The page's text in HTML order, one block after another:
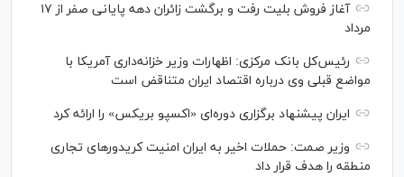
آغاز فروش بلیت رفت و برگشت زائران دهه پایانی صفر از ۱۷
مرداد
رئیس‌کل بانک مرکزی: اظهارات وزیر خزانه‌داری آمریکا با
مواضع قبلی وی درباره اقتصاد ایران متناقض است
ایران پیشنهاد برگزاری دوره‌ای «اکسپو بریکس» را ارائه کرد
وزیر صمت: حملات اخیر به ایران امنیت کریدورهای تجاری
منطقه را هدف قرار داد